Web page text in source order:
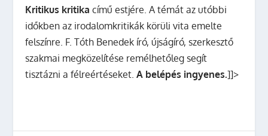
Kritikus kritika című estjére. A témát az utóbbi
időkben az irodalomkritikák körüli vita emelte
felszínre. F. Tóth Benedek író, újságíró, szerkesztő
szakmai megközelítése remélhetőleg segít
tisztázni a félreértéseket.A belépés ingyenes.]]>